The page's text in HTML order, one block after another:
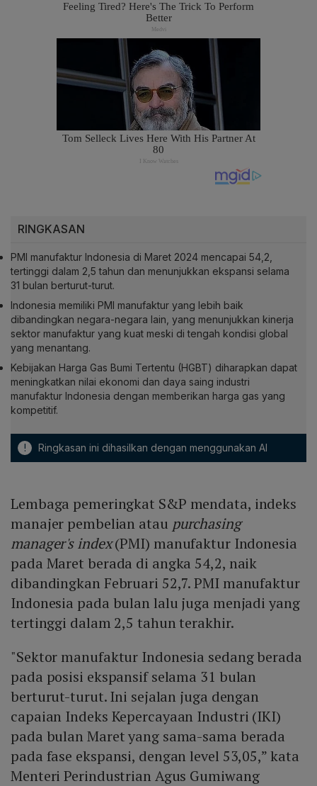
RINGKASAN
PMI manufaktur Indonesia di Maret 2024 mencapai 54,2,
tertinggi dalam 2,5 tahun dan menunjukkan ekspansi selama
31 bulan berturut-turut.
Indonesia memiliki PMI manufaktur yang lebih baik
dibandingkan negara-negara lain, yang menunjukkan kinerja
sektor manufaktur yang kuat meski di tengah kondisi global
yang menantang.
Kebijakan Harga Gas Bumi Tertentu (HGBT) diharapkan dapat
meningkatkan nilai ekonomi dan daya saing industri
manufaktur Indonesia dengan memberikan harga gas yang
kompetitif.
! Ringkasan ini dihasilkan dengan menggunakan AI
Lembaga pemeringkat S&P mendata, indeks
manajer pembelian atau purchasing
manager's index(PMI) manufaktur Indonesia
pada Maret berada di angka 54,2, naik
dibandingkan Februari 52,7. PMI manufaktur
Indonesia pada bulan lalu juga menjadi yang
tertinggi dalam 2,5 tahun terakhir.
"Sektor manufaktur Indonesia sedang berada
pada posisi ekspansif selama 31 bulan
berturut-turut. Ini sejalan juga dengan
capaian Indeks Kepercayaan Industri (IKI)
pada bulan Maret yang sama-sama berada
pada fase ekspansi, dengan level 53,05,” kata
Menteri Perindustrian Agus Gumiwang